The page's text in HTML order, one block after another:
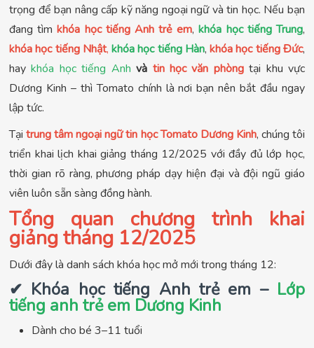
trọng để bạn nâng cấp kỹ năng ngoại ngữ và tin học. Nếu bạn
đang tìm khóa học tiếng Anh trẻ em, khóa học tiếng Trung,
khóa học tiếng Nhật, khóa học tiếng Hàn,khóa học tiếng Đức,
haykhóa học tiếng Anh và tin học văn phòngtại khu vực
Dương Kinh – thì Tomato chính là nơi bạn nên bắt đầu ngay
lập tức.
Tạitrung tâm ngoại ngữ tin học Tomato Dương Kinh, chúng tôi
triển khai lịch khai giảng tháng 12/2025 với đầy đủ lớp học,
thời gian rõ ràng, phương pháp dạy hiện đại và đội ngũ giáo
viên luôn sẵn sàng đồng hành.
Tổng quan chương trình khai
giảng tháng 12/2025
Dưới đây là danh sách khóa học mở mới trong tháng 12:
✔ Khóa học tiếng Anh trẻ em – Lớp
tiếng anh trẻ em Dương Kinh
Dành cho bé 3–11 tuổi